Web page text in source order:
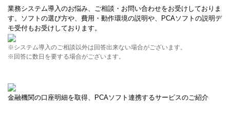
業務システム導入のお悩み、ご相談・お問い合わせをお受けしておりま
す。ソフトの選び方や、費用・動作環境の説明や、PCAソフトの説明デ
モ受付もお受けしております。
※システム導入のご相談以外は回答出来ない場合がございます。
※回答に数日を要する場合がございます。
金融機関の口座明細を取得、PCAソフト連携するサービスのご紹介